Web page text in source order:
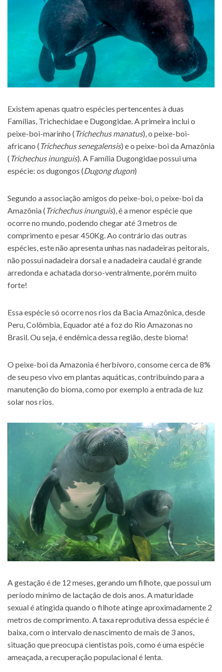
Existem apenas quatro espécies pertencentes à duas
Famílias, Trichechidae e Dugongidae. A primeira inclui o
peixe-boi-marinho ( Trichechus manatus), o peixe-boi-
africano ( Trichechus senegalensis) e o peixe-boi da Amazônia
( Trichechus inunguis). A Família Dugongidae possui uma
espécie: os dugongos (Dugong dugon)
Segundo a associação amigos do peixe-boi, o peixe-boi da
Amazônia ( Trichechus inunguis), é a menor espécie que
ocorre no mundo, podendo chegar até 3 metros de
comprimento e pesar 450Kg. Ao contrário das outras
espécies, este não apresenta unhas nas nadadeiras peitorais,
não possui nadadeira dorsal e a nadadeira caudal é grande
arredonda e achatada dorso-ventralmente, porém muito
forte!
Essa espécie só ocorre nos rios da Bacia Amazônica, desde
Peru, Colômbia, Equador até a foz do Rio Amazonas no
Brasil. Ou seja, é endêmica dessa região, deste bioma!
O peixe-boi da Amazonia é herbívoro, consome cerca de 8%
de seu peso vivo em plantas aquáticas, contribuindo para a
manutenção do bioma, como por exemplo a entrada de luz
solar nos rios.
A gestação é de 12 meses, gerando um filhote, que possui um
período mínimo de lactação de dois anos. A maturidade
sexual é atingida quando o filhote atinge aproximadamente 2
metros de comprimento. A taxa reprodutiva dessa espécie é
baixa, com o intervalo de nascimento de mais de 3 anos,
situação que preocupa cientistas pois, como é uma espécie
ameaçada, a recuperação populacional é lenta.